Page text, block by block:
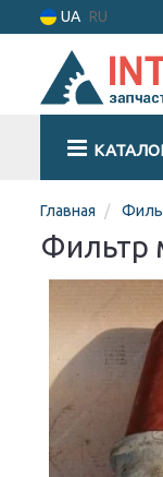
UA RU
Главная
Фильтр